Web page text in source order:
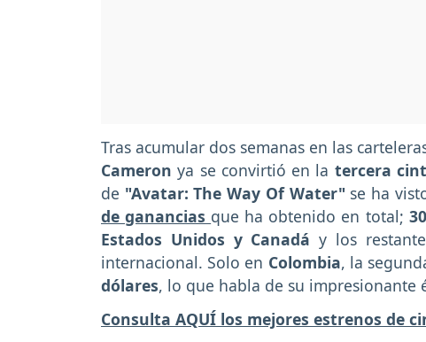
Tras acumular dos semanas en las
Cameron ya se convirtió en la tercera
de "Avatar: The Way Of Water" se ha
de ganancias que ha obtenido en total;
Estados Unidos y Canadáy los
internacional. Solo en Colombia, la
dólares, lo que habla de su impresionante
Consulta AQUÍ los mejores estrenos de